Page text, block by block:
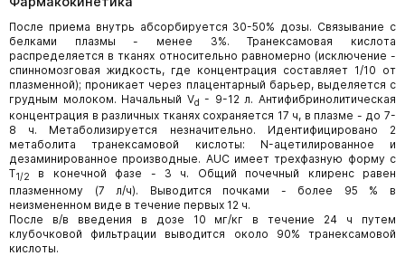
После приема внутрь абсорбируется 30-50% дозы. Связывание с
белками плазмы - менее 3%. Транексамовая кислота
распределяется в тканях относительно равномерно (исключение -
спинномозговая жидкость, где концентрация составляет 1/10 от
плазменной); проникает через плацентарный барьер, выделяется с
грудным молоком. Начальный Vd - 9-12 л. Антифибринолитическая
концентрация в различных тканях сохраняется 17 ч, в плазме - до 7-
8 ч. Метаболизируется незначительно. Идентифицировано 2
метаболита транексамовой кислоты: N-ацетилированное и
дезаминированное производные. AUC имеет трехфазную форму с
T1/2
в конечной фазе - 3 ч. Общий почечный клиренс равен
плазменному (7 л/ч). Выводится почками - более 95 % в
неизмененном виде в течение первых 12 ч.
После в/в введения в дозе 10 мг/кг в течение 24 ч путем
клубочковой фильтрации выводится около 90% транексамовой
кислоты.